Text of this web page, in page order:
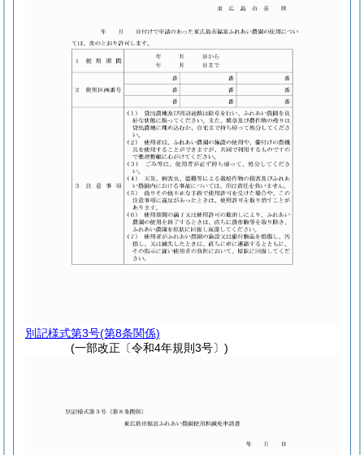
別記様式第3号(第8条関係)
(一部改正〔令和4年規則3号〕)